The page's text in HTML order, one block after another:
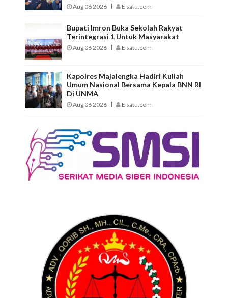
Aug 06 2026 E satu.com
Bupati Imron Buka Sekolah Rakyat
Terintegrasi 1 Untuk Masyarakat
Aug 06 2026 E satu.com
Kapolres Majalengka Hadiri Kuliah
Umum Nasional Bersama Kepala BNN RI
Di UNMA
Aug 06 2026 E satu.com